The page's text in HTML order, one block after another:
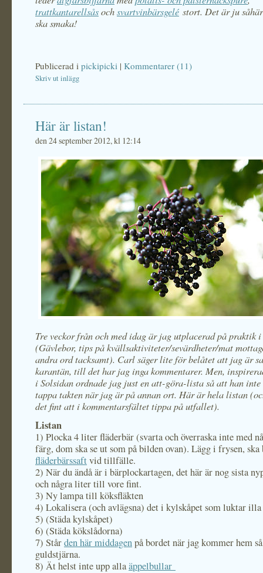
trattkantarellsåsochsvartvinbärsgelé stort. Det är ju
ska smaka!
Publicerad i pickipicki | Kommentarer (11)
Skriv ut inlägg
Här är listan!
den 24 september 2012, kl 12:14
Tre veckor från och med idag är jag utplacerad på praktik
(Gävlebor, tips på kvällsaktiviteter/sevärdheter/mat
andra ord tacksamt). Carl säger lite för belåtet att jag är
karantän, till det har jag inga kommentarer. Men,
i Solsidan ordnade jag just en att-göra-lista så att han inte
tappa takten när jag är på annan ort. Här är hela listan
det fint att i kommentarsfältet tippa på utfallet).
Listan
1) Plocka 4 liter fläderbär (svarta och överraska inte med
färg, dom ska se ut som på bilden ovan). Lägg i frysen,
fläderbärssaftvid tillfälle.
2) När du ändå är i bärplockartagen, det här är nog sista
och några liter till vore fint.
3) Ny lampa till köksfläkten
4) Lokalisera (och avlägsna) det i kylskåpet som luktar illa
5) (Städa kylskåpet)
6) (Städa kökslådorna)
7) Stården här middagenpå bordet när jag kommer hem
guldstjärna.
8) Ät helst inte upp allaäppelbullar